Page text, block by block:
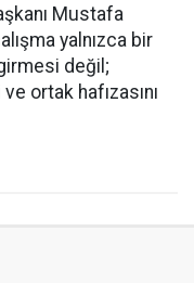
Mustafa
yalnızca bir
değil;
ortak hafızasını